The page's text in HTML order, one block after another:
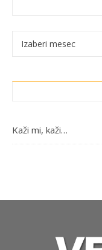
Arhiva
Kaži mi, kaži…